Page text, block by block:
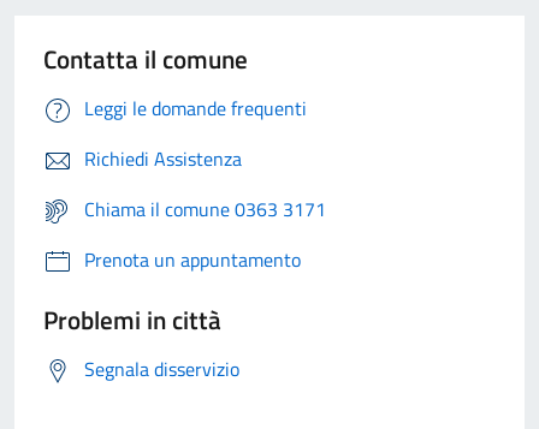
Contatta il comune
Leggi le domande frequenti
Richiedi Assistenza
Chiama il comune 0363 3171
Prenota un appuntamento
Problemi in città
Segnala disservizio